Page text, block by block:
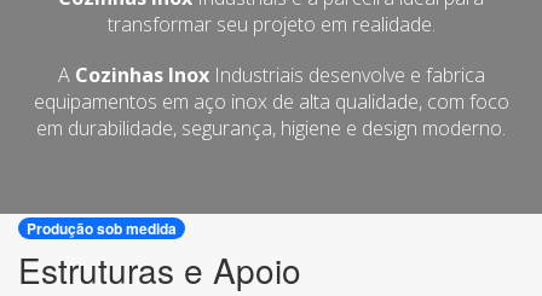
transformar seu projeto em realidade.
A Cozinhas InoxIndustriais desenvolve e fabrica
equipamentos em aço inox de alta qualidade, com foco
em durabilidade, segurança, higiene e design moderno.
Produção sob medida
Estruturas e Apoio